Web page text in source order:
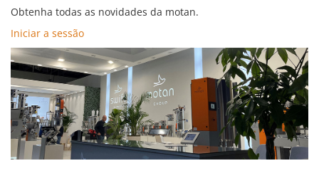
Obtenha todas as novidades da motan.
Iniciar a sessão